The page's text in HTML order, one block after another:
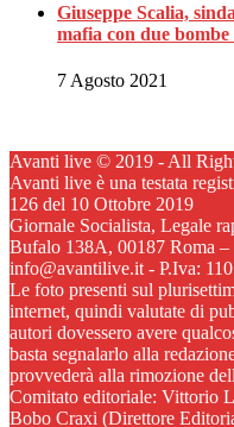
Giuseppe Scalia,
mafia con due bombe
7 Agosto 2021
Avanti live © 2019 - All
Avanti live è una testata
126 del 10 Ottobre 2019
Giornale Socialista, Legale
Bufalo 138A, 00187 Roma
info@avantilive.it - P.Iva:
Le foto presenti sul
internet, quindi valutate di
autori dovessero avere
basta segnalarlo alla
provvederà alla rimozione
Comitato editoriale: Vittorio
Bobo Craxi (Direttore